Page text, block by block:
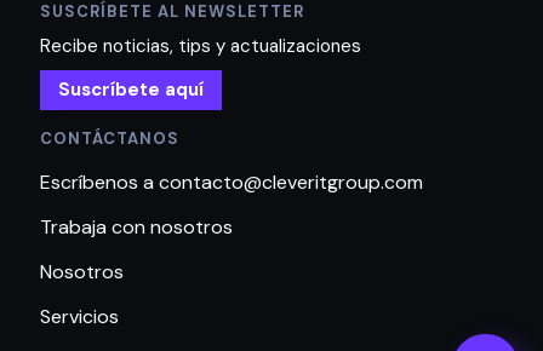
SUSCRÍBETE AL NEWSLETTER
Recibe noticias, tips y actualizaciones
Suscríbete aquí
CONTÁCTANOS
Escríbenos a contacto@cleveritgroup.com
Trabaja con nosotros
Nosotros
Servicios